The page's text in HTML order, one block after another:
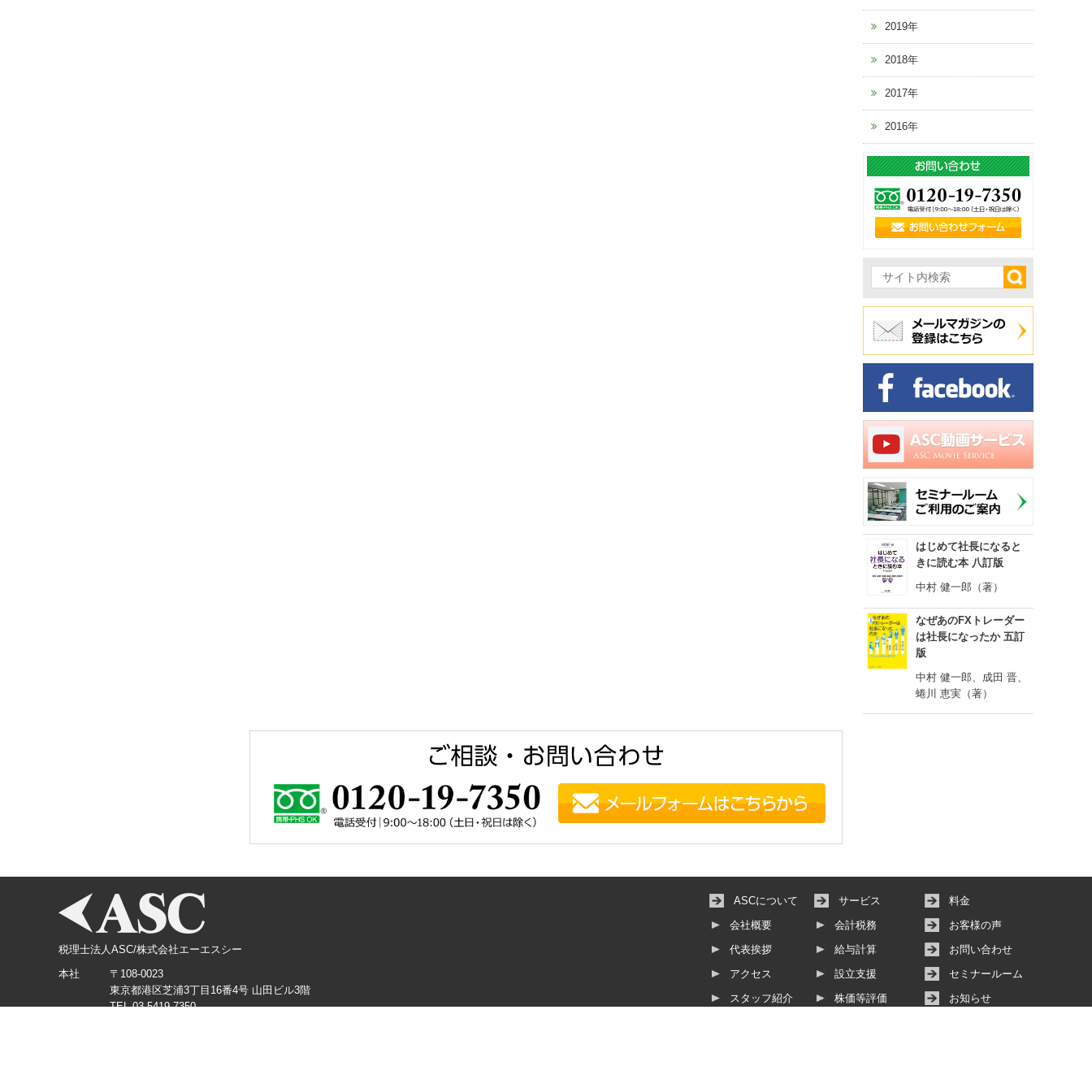
2019年
2018年
2017年
2016年
はじめて社長になると
きに読む本 八訂版
中村 健一郎（著）
なぜあのFXトレーダー
は社長になったか 五訂
版
中村 健一郎、成田 晋、
蜷川 恵実（著）
税理士法人ASC/株式会社エーエスシー
本社
〒108-0023
東京都港区芝浦3丁目16番4号 山田ビル3階
TEL.03-5419-7350
ASCについて
会社概要
代表挨拶
アクセス
スタッフ紹介
サービス
会計税務
給与計算
設立支援
株価等評価
料金
お客様の声
お問い合わせ
セミナールーム
お知らせ